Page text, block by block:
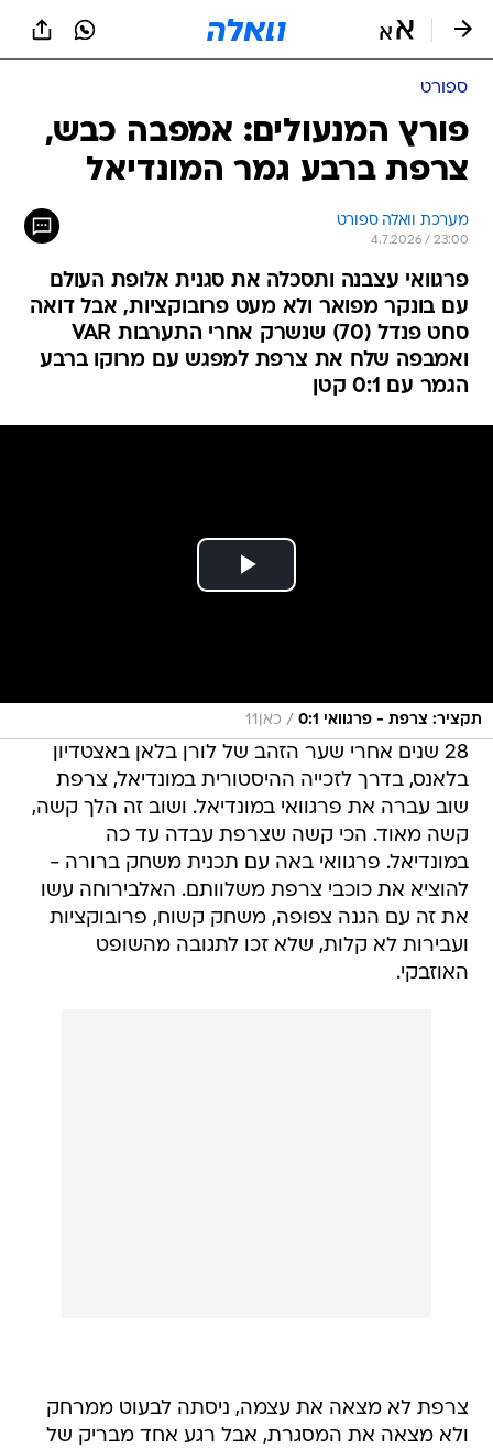
ספורט
פורץ המנעולים: אמפבה כבש,
צרפת ברבע גמר המונדיאל
מערכת וואלה ספורט
4.7.2026 / 23:00
פרגוואי עצבנה ותסכלה את סגנית אלופת העולם
עם בונקר מפואר ולא מעט פרובוקציות, אבל דואה
סחט פנדל (70) שנשרק אחרי התערבות VAR
ואמבפה שלח את צרפת למפגש עם מרוקו ברבע
הגמר עם 0:1 קטן
תקציר: צרפת - פרגוואי 0:1 / כאן11
28 שנים אחרי שער הזהב של לורן בלאן באצטדיון
בלאנס, בדרך לזכייה ההיסטורית במונדיאל, צרפת
שוב עברה את פרגוואי במונדיאל. ושוב זה הלך קשה,
קשה מאוד. הכי קשה שצרפת עבדה עד כה
במונדיאל. פרגוואי באה עם תכנית משחק ברורה -
להוציא את כוכבי צרפת משלוותם. האלבירוחה עשו
את זה עם הגנה צפופה, משחק קשוח, פרובוקציות
ועבירות לא קלות, שלא זכו לתגובה מהשופט
האוזבקי.
צרפת לא מצאה את עצמה, ניסתה לבעוט ממרחק
ולא מצאה את המסגרת, אבל רגע אחד מבריק של